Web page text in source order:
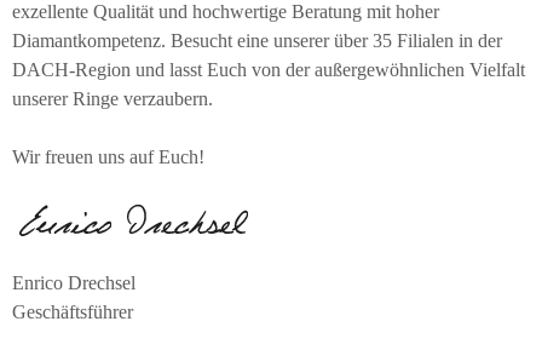
exzellente Qualität und hochwertige Beratung mit hoher
Diamantkompetenz. Besucht eine unserer über 35 Filialen in der
DACH-Region und lasst Euch von der außergewöhnlichen Vielfalt
unserer Ringe verzaubern.
Wir freuen uns auf Euch!
Enrico Drechsel
Geschäftsführer